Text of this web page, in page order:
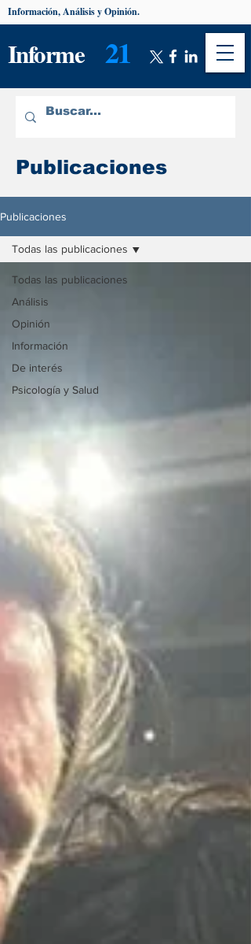
Informe 21
Información, Análisis y Opinión.
Publicaciones
Publicaciones
Todas las publicaciones
Análisis
Opinión
Información
De interés
Psicología y Salud
Todas las publicaciones